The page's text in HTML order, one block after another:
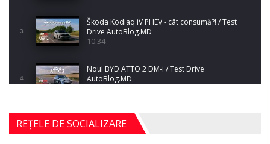
3
Škoda Kodiaq iV PHEV - cât consumă?! / Test
Drive AutoBlog.MD
10:34
4
Noul BYD ATTO 2 DM-i / Test Drive
AutoBlog.MD
17:35
5
Noul Mercedes-Benz S-Class facelift (S 580
4MATIC V223) / Test Drive AutoBlog.MD
27:33
REȚELE DE SOCIALIZARE